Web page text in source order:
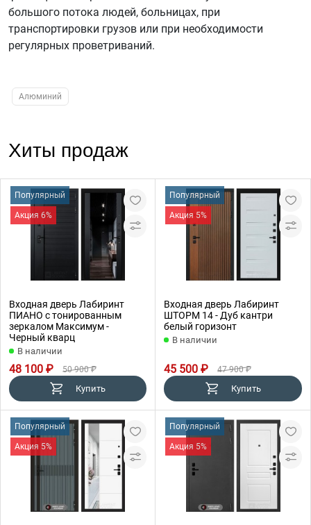
большого потока людей, больницах, при
транспортировки грузов или при необходимости
регулярных проветриваний.
Алюминий
Хиты продаж
Популярный
Акция 6%
Входная дверь Лабиринт
ПИАНО с тонированным
зеркалом Максимум -
Черный кварц
В наличии
48 100 ₽ 50 900 ₽
Купить
Популярный
Акция 5%
Входная дверь Лабиринт
ШТОРМ 14 - Дуб кантри
белый горизонт
В наличии
45 500 ₽ 47 900 ₽
Купить
Популярный
Акция 5%
Популярный
Акция 5%